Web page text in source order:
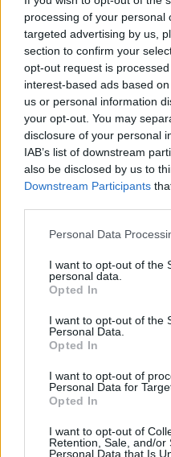
processing of your personal
targeted advertising by us,
section to confirm your
opt-out request is
interest-based ads based
us or personal information
your opt-out. You may
disclosure of your personal
IAB’s list of downstream
also be disclosed by us to
Downstream Participants
Personal Data
I want to opt-out of the
personal data.
Opted In
I want to opt-out of the
Personal Data.
Opted In
I want to opt-out of
Personal Data for
Opted In
I want to opt-out of
Retention, Sale, and/or
Personal Data that Is
Zitat von cosopt:↑
Da bei uns ebenfalls
vorhanden sind, stehen wir
Kontakten beim Betreiber,
Genaueres dazu sagen.
Ok dann warten wir mal
Zitat von z-Feronia-z:
so ein Avatar-Bildchen hat
sondern eher wie so etwas
uns ja einig das wir wissen
Daher bleibe ich am Ball
und solange bleib ich eben
z-Feronia-zgefällt dies.
Retired18
Großmeister eines